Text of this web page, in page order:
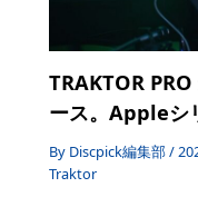
TRAKTOR
ース。Appleシ
By Discpick編集部/
Traktor